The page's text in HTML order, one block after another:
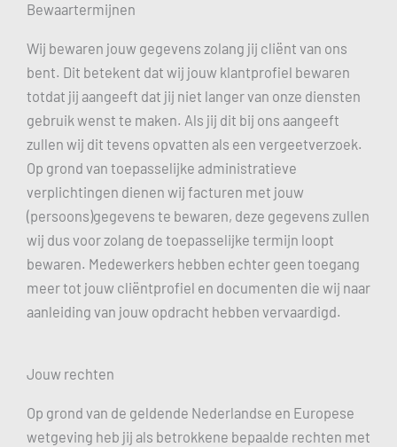
Bewaartermijnen
Wij bewaren jouw gegevens zolang jij cliënt van ons
bent. Dit betekent dat wij jouw klantprofiel bewaren
totdat jij aangeeft dat jij niet langer van onze diensten
gebruik wenst te maken. Als jij dit bij ons aangeeft
zullen wij dit tevens opvatten als een vergeetverzoek.
Op grond van toepasselijke administratieve
verplichtingen dienen wij facturen met jouw
(persoons)gegevens te bewaren, deze gegevens zullen
wij dus voor zolang de toepasselijke termijn loopt
bewaren. Medewerkers hebben echter geen toegang
meer tot jouw cliëntprofiel en documenten die wij naar
aanleiding van jouw opdracht hebben vervaardigd.
Jouw rechten
Op grond van de geldende Nederlandse en Europese
wetgeving heb jij als betrokkene bepaalde rechten met